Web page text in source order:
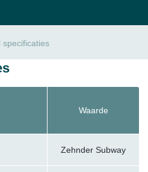
specificaties
Waarde
Zehnder Subway